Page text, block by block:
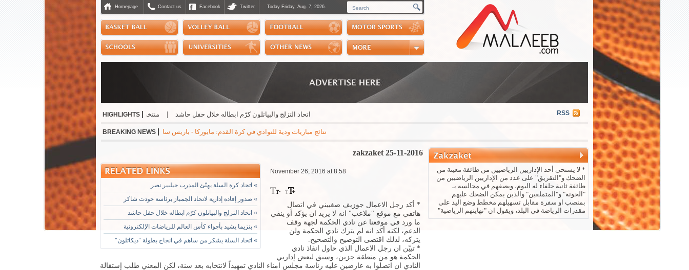
Homepage Contact us Facebook Twitter Today Friday, Aug. 7, 2026.
Polls
Scores
Handball
HIGHLIGHTS |
منتخب التايكواندو إلى "بطولة الحسن" الاردنية | اتحاد التزلج والبياتلون كرّم ابطاله خلال حفل حاشد RSS
BREAKING NEWS |
نتائج مباريات ودية للنوادي في كرة القدم: مايوركا - باريس سان جيرمان 3-0 * ريال بيتيس - ارسنال 3-1 * نابولي - اوساسونا 2-1 * جوفنتوس - تشيلسي 1-0 * مانشستر سيتي - نجوم الدوري الكوري 3-1 * ميلان - انتر 1-1
zakzaket 25-11-2016
» اتحاد كرة السلة يهنّئ المدرب جيلبير نصر
» صدور إفادة إدارية لاتحاد الجمباز برئاسة جودت شاكر
» اتحاد التزلج والبياتلون كرّم ابطاله خلال حفل حاشد
» بنزيما يشيد بأجواء كأس العالم للرياضات الإلكترونية
» اتحاد السلة يشكر من ساهم في انجاح بطولة "ديكاتلون"
November 26, 2016 at 8:58
* أكد رجل الاعمال جوزيف صغبيني في اتصال
هاتفي مع موقع "ملاعب" انه لا يريد ان يؤكد أو ينفي
ما ورد في موقعنا عن نادي الحكمة لجهة وقف
الدعم، لكنه أكد انه لم يترك نادي الحكمة ولن
يتركه، لذلك اقتضى التوضيح والتصحيح.
* تبيّن ان رجل الاعمال الذي حاول انقاذ نادي
الحكمة هو من منطقة جزين، وسبق لبعض إداريي
النادي ان اتصلوا به عارضين عليه رئاسة مجلس امناء النادي تمهيداً لانتخابه بعد سنة، لكن المعني طلب إستقالة
* لا يستحي أحد الإداريين الرياضيين من طائفة معينة من
الضحك و"التقريق" على عدد من الإداريين الرياضيين من
طائفة ثانية حلفاء له اليوم، ويصفهم في مجالسه بـ
"الخونة" و"المتملقين" والذين يمكن الضحك عليهم
بمنصب او سفرة مقابل تسهيلهم مخطط وضع اليد على
مقدرات الرياضة في البلد، ويقول ان "نهايتهم الرياضية"